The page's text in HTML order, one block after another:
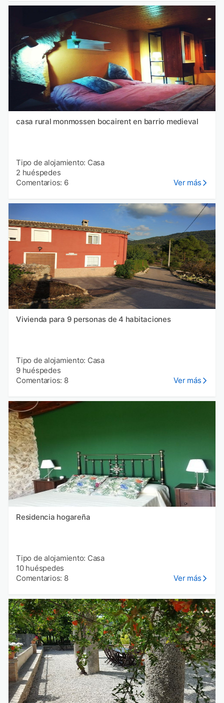
casa rural monmossen bocairent en barrio medieval
Tipo de alojamiento: Casa
2 huéspedes
Comentarios: 6
Ver más
Vivienda para 9 personas de 4 habitaciones
Tipo de alojamiento: Casa
9 huéspedes
Comentarios: 8
Ver más
Residencia hogareña
Tipo de alojamiento: Casa
10 huéspedes
Comentarios: 8
Ver más